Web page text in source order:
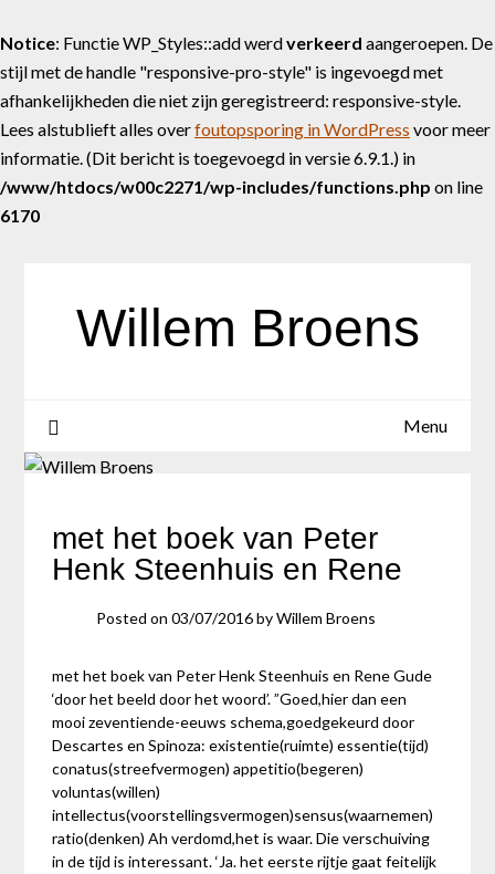
Notice: Functie WP_Styles::add werdverkeerd aangeroepen. De
stijl met de handle "responsive-pro-style" is ingevoegd met
afhankelijkheden die niet zijn geregistreerd: responsive-style.
Lees alstublieft alles overfoutopsporing in WordPress voor meer
informatie. (Dit bericht is toegevoegd in versie 6.9.1.) in
/www/htdocs/w00c2271/wp-includes/functions.php on line
6170
Willem Broens
Menu
met het boek van Peter
Henk Steenhuis en Rene
Posted on03/07/2016byWillem Broens
met het boek van Peter Henk Steenhuis en Rene Gude
‘door het beeld door het woord’. ”Goed,hier dan een
mooi zeventiende-eeuws schema,goedgekeurd door
Descartes en Spinoza: existentie(ruimte) essentie(tijd)
conatus(streefvermogen) appetitio(begeren)
voluntas(willen)
intellectus(voorstellingsvermogen)sensus(waarnemen)
ratio(denken) Ah verdomd,het is waar. Die verschuiving
in de tijd is interessant. ‘Ja. het eerste rijtje gaat feitelijk